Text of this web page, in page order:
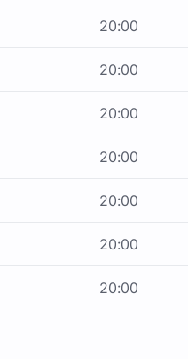
20:00
20:00
20:00
20:00
20:00
20:00
20:00